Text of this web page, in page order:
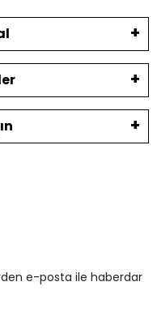
e-posta ile haberdar